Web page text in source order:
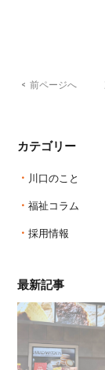
< 前ページへ
カテゴリー
川口のこと
福祉コラム
採用情報
最新記事